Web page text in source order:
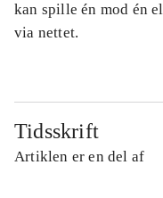
kan spille én mod én
via nettet.
Tidsskrift
Artiklen er en del af